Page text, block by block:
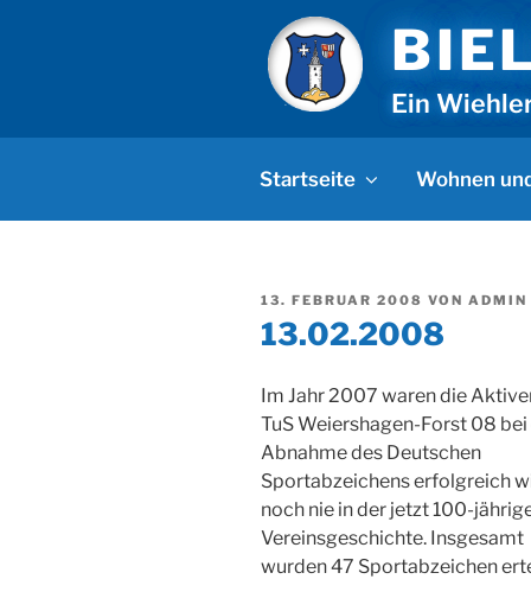
Ein
Startseite Wohnen
VERÖFFENTLICHT
13. FEBRUAR 2008 VON ADMIN
13.02.2008
Im Jahr 2007 waren die
TuS Weiershagen-Forst 08
Abnahme des Deutschen
Sportabzeichens erfolgreich
noch nie in der jetzt 100-
Vereinsgeschichte. Insgesamt
wurden 47 Sportabzeichen